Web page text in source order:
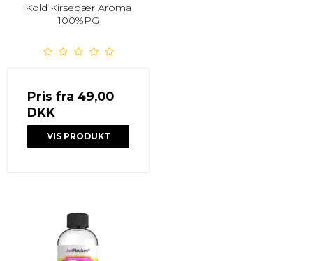
Kold Kirsebær Aroma
100%PG
Pris fra 49,00
DKK
VIS PRODUKT